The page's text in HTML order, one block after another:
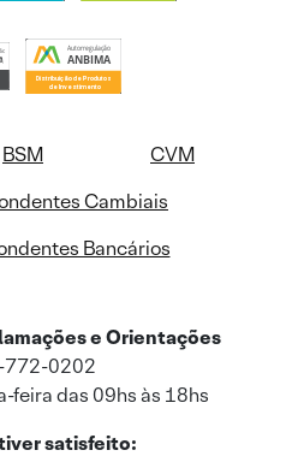
BSM
CVM
Cambiais
Bancários
e Orientações
0202
feira das 09hs às 18hs
satisfeito: